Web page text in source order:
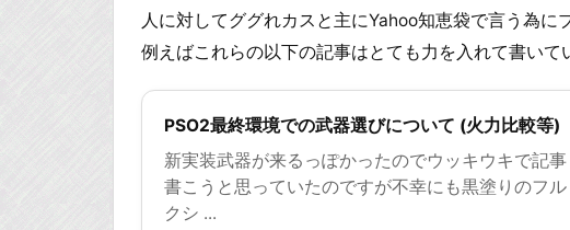
人に対してググれカスと主にYahoo知恵袋で言う為に
例えばこれらの以下の記事はとても力を入れて書いて
PSO2最終環境での武器選びについて (火力比較等)
新実装武器が来るっぽかったのでウッキウキで記事
書こうと思っていたのですが不幸にも黒塗りのフル
クシ ...